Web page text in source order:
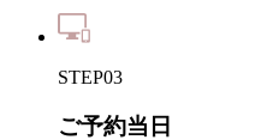
STEP03
ご予約当日